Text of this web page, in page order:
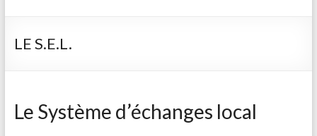
LE S.E.L.
Le Système d’échanges local